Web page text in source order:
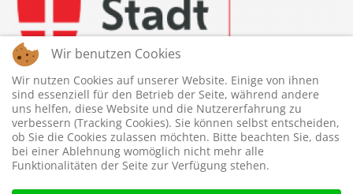
Wir benutzen Cookies
Wir nutzen Cookies auf unserer Website. Einige von ihnen
sind essenziell für den Betrieb der Seite, während andere
uns helfen, diese Website und die Nutzererfahrung zu
verbessern (Tracking Cookies). Sie können selbst entscheiden,
ob Sie die Cookies zulassen möchten. Bitte beachten Sie, dass
bei einer Ablehnung womöglich nicht mehr alle
Funktionalitäten der Seite zur Verfügung stehen.